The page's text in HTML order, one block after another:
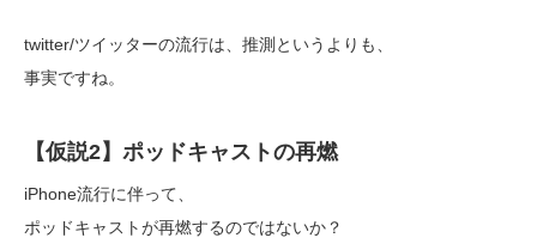
twitter/ツイッターの流行は、推測というよりも、
事実ですね。
【仮説2】ポッドキャストの再燃
iPhone流行に伴って、
ポッドキャストが再燃するのではないか？